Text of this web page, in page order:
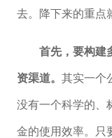
去。降下来的重点
首先，要构建
资渠道。其实一个
没有一个科学的、
金的使用效率。只